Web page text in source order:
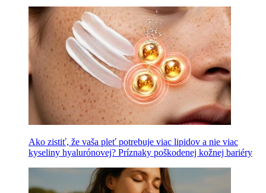
Ako zistiť, že vaša pleť potrebuje viac lipidov a nie viac
kyseliny hyalurónovej? Príznaky poškodenej kožnej bariéry